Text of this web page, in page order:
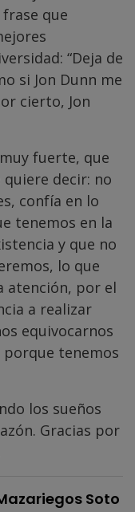
que
“Deja de
si Jon Dunn me
cierto, Jon
fuerte, que
decir: no
confía en lo
tenemos en la
y que no
lo que
atención, por el
a realizar
equivocarnos
tenemos
los sueños
Gracias por
Soto